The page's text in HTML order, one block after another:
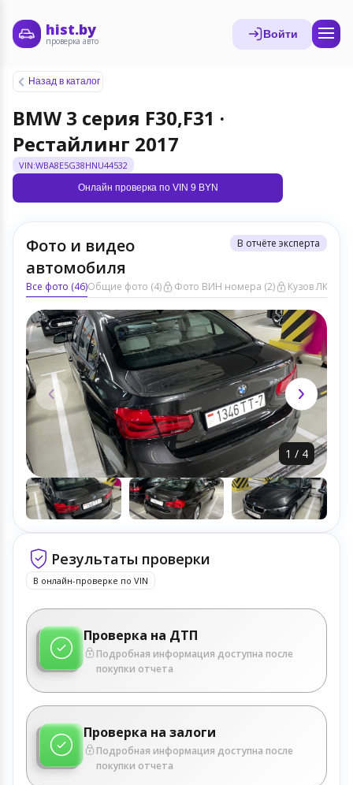
hist.by
проверка авто
Войти
Назад в каталог
BMW 3 серия F30,F31 ·
Рестайлинг 2017
VIN:WBA8E5G38HNU44532
Онлайн проверка по VIN 9 BYN
Фото и видео
автомобиля
В отчёте эксперта
Все фото (46)Общие фото (4) Фото ВИН номера (2) Кузов ЛКП (16)
1 / 4
Результаты проверки
В онлайн-проверке по VIN
Проверка на ДТП
Подробная информация доступна после
покупки отчета
Проверка на залоги
Подробная информация доступна после
покупки отчета